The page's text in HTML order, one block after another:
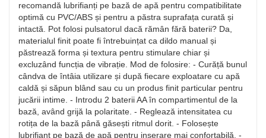
recomandă lubrifianți pe bază de apă pentru compatibilitate
optimă cu PVC/ABS și pentru a păstra suprafața curată și
intactă. Pot folosi pulsatorul dacă rămân fără baterii? Da,
materialul finit poate fi întrebuințat ca dildo manual și
păstrează forma și textura pentru stimulare chiar și
excluzând funcția de vibrație. Mod de folosire: - Curăță bunul
cândva de întâia utilizare și după fiecare exploatare cu apă
caldă și săpun blând sau cu un produs finit particular pentru
jucării intime. - Introdu 2 baterii AA în compartimentul de la
bază, având grijă la polaritate. - Reglează intensitatea cu
rotița de la bază până găsești ritmul dorit. - Folosește
lubrifiant pe bază de apă pentru inserare mai confortabilă. -